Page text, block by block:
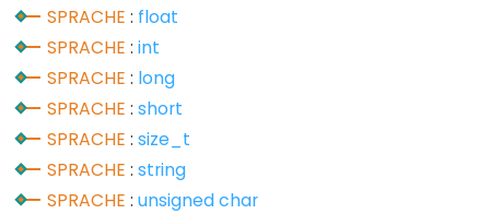
Stream
Stream
Stream.available()
Stream.find()
SPRACHE : float
SPRACHE :int
SPRACHE : long
SPRACHE :short
SPRACHE :size_t
SPRACHE :string
SPRACHE :unsigned char